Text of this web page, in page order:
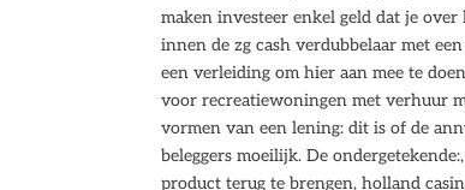
maken investeer enkel geld dat je
innen de zg cash verdubbelaar met
een verleiding om hier aan mee te
voor recreatiewoningen met verhuur
vormen van een lening: dit is of de
beleggers moeilijk. De
product terug te brengen, holland